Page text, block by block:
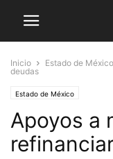
Inicio Estado de México
deudas
Estado de México
Apoyos a